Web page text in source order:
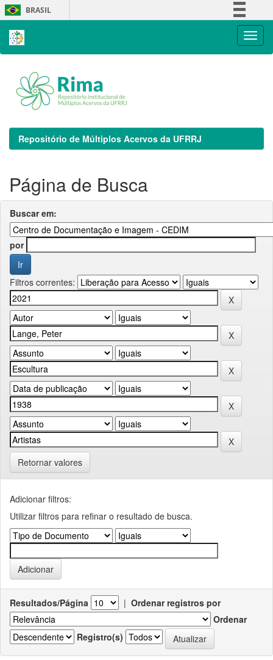
Skip
navigation
BRASIL
Repositório de Múltiplos Acervos da UFRRJ
Página de Busca
Buscar em:
por
Filtros correntes:
Retornar valores
Adicionar filtros:
Utilizar filtros para refinar o resultado de busca.
Resultados/Página | Ordenar registros por
Ordenar
Registro(s)